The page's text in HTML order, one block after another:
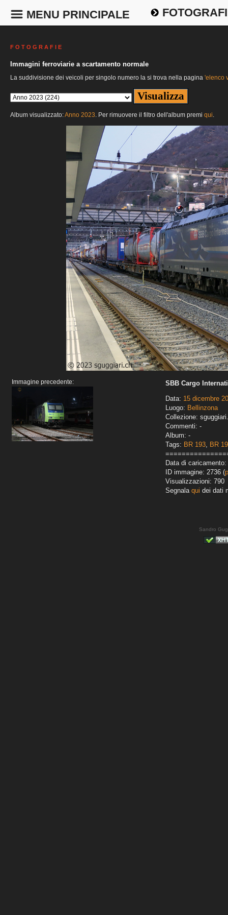
MENU PRINCIPALE
F O T O G R A F I E
Immagini ferroviarie a scartamento normale
La suddivisione dei veicoli per singolo numero la si trova nella pagina 'elenco
Album visualizzato:Anno 2023. Per rimuovere il filtro dell'album premi qui.
Immagine precedente:
SBB Cargo
Data: 15 dicembre
Luogo: Bellinzona
Collezione:
Commenti: -
Album: -
Tags: BR 193, BR
Data di
ID immagine: 2736 (
Visualizzazioni: 790
Segnala qui dei dati
Sandro